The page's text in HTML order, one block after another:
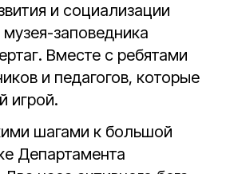
и социализации
заповедника
Вместе с ребятами
и педагогов, которые
игрой.
шагами к большой
Департамента